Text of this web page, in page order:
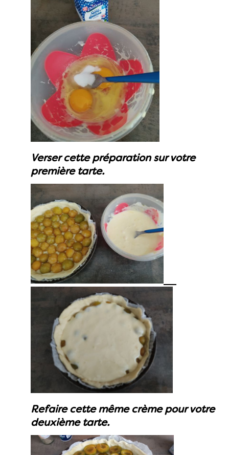
Verser cette préparation sur votre
première tarte.
Refaire cette même crème pour votre
deuxième tarte.